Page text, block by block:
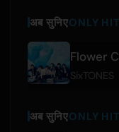
अब सुनिएONLY
Flower
SixTONES
अब सुनिएONLY